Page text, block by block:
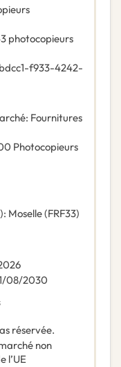
photocopieurs
f933-4242-
: Fournitures
Photocopieurs
: Moselle(FRF33)
08/2030
réservée.
non
l’UE